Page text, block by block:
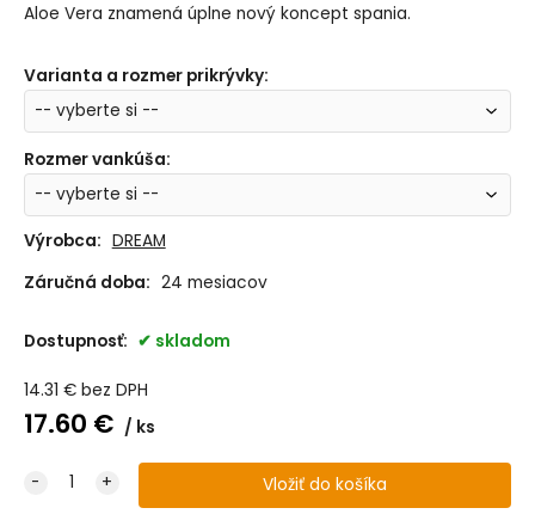
Aloe Vera znamená úplne nový koncept spania.
Varianta a rozmer prikrývky:
Rozmer vankúša:
Výrobca: DREAM
Záručná doba: 24 mesiacov
Dostupnosť: skladom
14.31 € bez DPH
17.60 € ks